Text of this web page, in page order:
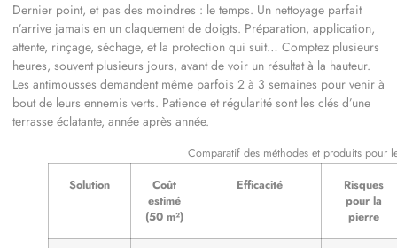
Dernier point, et pas des moindres : le temps. Un nettoyage parfait
n’arrive jamais en un claquement de doigts. Préparation, application,
attente, rinçage, séchage, et la protection qui suit… Comptez plusieurs
heures, souvent plusieurs jours, avant de voir un résultat à la hauteur.
Les antimousses demandent même parfois 2 à 3 semaines pour venir à
bout de leurs ennemis verts. Patience et régularité sont les clés d’une
terrasse éclatante, année après année.
Comparatif des méthodes et produits pour
Solution
Coût
estimé
(50 m²)
Efficacité
Risques
pour la
pierre